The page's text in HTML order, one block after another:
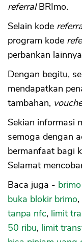
referralBRImo.
Selain kode
program kode
perbankan
Dengan begitu,
mendapatkan
tambahan,
Sekian informasi
semoga dengan
bermanfaat bagi
Selamat
Baca juga -
buka blokir brimo,
tanpa nfc, limit
50 ribu, limit